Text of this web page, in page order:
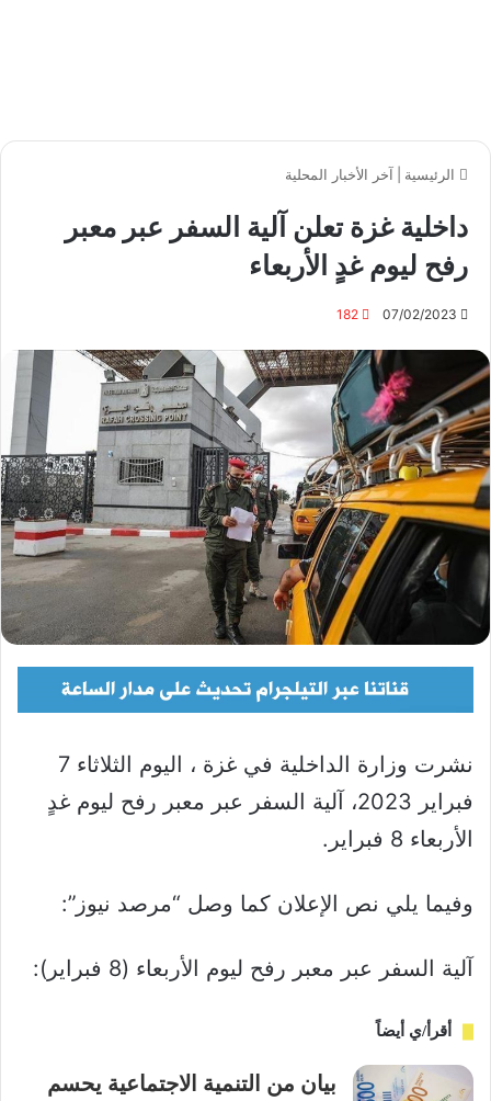
الرئيسية آخر الأخبار المحلية
داخلية غزة تعلن آلية السفر عبر معبر
رفح ليوم غدٍ الأربعاء
07/02/2023
182
نشرت وزارة الداخلية في غزة ، اليوم الثلاثاء 7
فبراير 2023، آلية السفر عبر معبر رفح ليوم غدٍ
الأربعاء 8 فبراير.
وفيما يلي نص الإعلان كما وصل “مرصد نيوز”:
آلية السفر عبر معبر رفح ليوم الأربعاء (8 فبراير):
أقرأ/ي أيضاً
بيان من التنمية الاجتماعية يحسم